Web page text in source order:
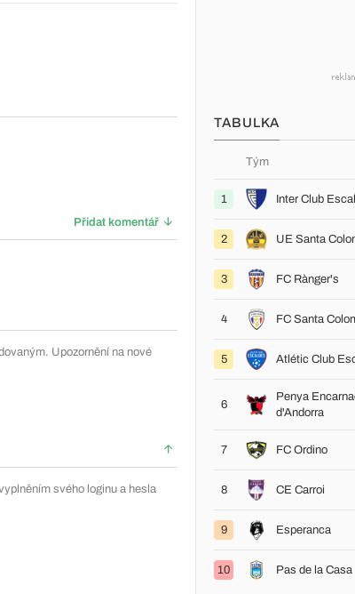
Přidat komentář
Upozornění na nové
svého loginu a hesla
TABULKA
Tým
1 Inter Club
2 UE Santa
3 FC Rànger's
4 FC Santa
5 Atlétic Club
6
Penya
d'Andorra
7 FC Ordino
8 CE Carroi
9 Esperanca
10 Pas de la Casa